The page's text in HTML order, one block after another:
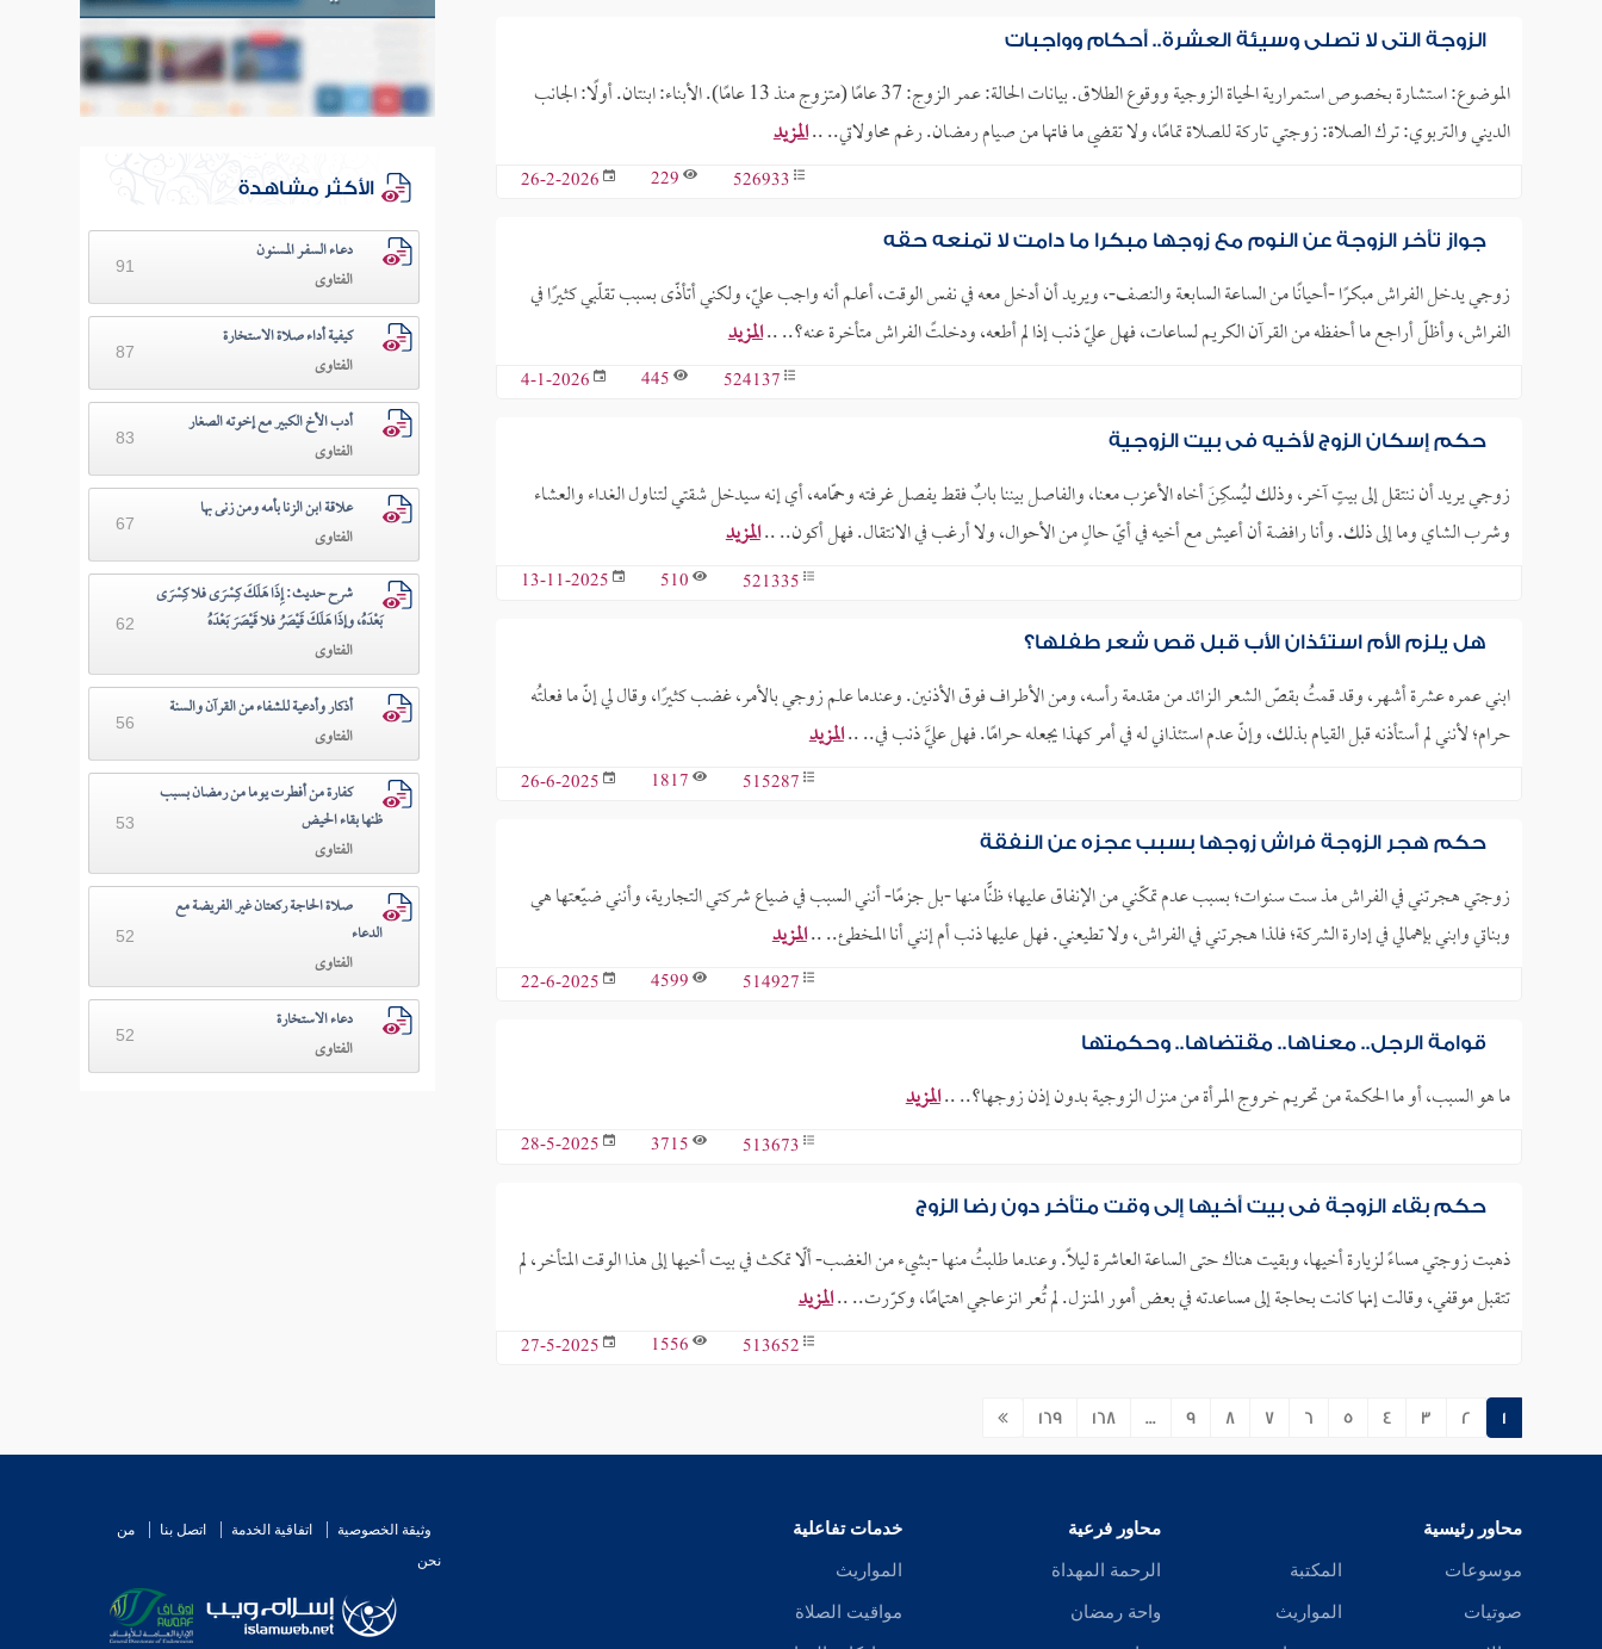
الزوجة التي لا تصلي وسيئة العشرة.. أحكام وواجبات
الموضوع: استشارة بخصوص استمرارية الحياة الزوجية ووقوع الطلاق. بيانات الحالة: عمر الزوج: 37 عامًا (متزوج منذ 13 عامًا). الأبناء: ابنتان. أولًا: الجانب
الديني والتربوي: ترك الصلاة: زوجتي تاركة للصلاة تمامًا، ولا تقضي ما فاتها من صيام رمضان. رغم محاولاتي.. ..المزيد
526933
229
26-2-2026
جواز تأخر الزوجة عن النوم مع زوجها مبكرا ما دامت لا تمنعه حقه
زوجي يدخل الفراش مبكرًا -أحيانًا من الساعة السابعة والنصف-، ويريد أن أدخل معه في نفس الوقت، أعلم أنه واجب عليّ، ولكني أتأذّى بسبب تقلّبي كثيرًا في
الفراش، وأظلّ أراجع ما أحفظه من القرآن الكريم لساعات، فهل عليّ ذنب إذا لم أطعه، ودخلتً الفراش متأخرة عنه؟.. ..المزيد
524137
445
4-1-2026
حكم إسكان الزوج لأخيه في بيت الزوجية
زوجي يريد أن ننتقل إلى بيتٍ آخر، وذلك ليُسكِنَ أخاه الأعزب معنا، والفاصل بيننا بابٌ فقط يفصل غرفته وحمّامه، أي إنه سيدخل شقتي لتناول الغداء والعشاء
وشرب الشاي وما إلى ذلك. وأنا رافضة أن أعيش مع أخيه في أيّ حالٍ من الأحوال، ولا أرغب في الانتقال. فهل أكون.. ..المزيد
521335
510
13-11-2025
هل يلزم الأم استئذان الأب قبل قص شعر طفلها؟
ابني عمره عشرة أشهر، وقد قمتُ بقصّ الشعر الزائد من مقدمة رأسه، ومن الأطراف فوق الأذنين. وعندما علم زوجي بالأمر، غضب كثيرًا، وقال لي إنّ ما فعلتُه
حرام؛ لأنني لم أستأذنه قبل القيام بذلك، وإنّ عدم استئذاني له في أمر كهذا يجعله حرامًا. فهل عليَّ ذنب في.. ..المزيد
515287
1817
26-6-2025
حكم هجر الزوجة فراش زوجها بسبب عجزه عن النفقة
زوجتي هجرتني في الفراش مذ ست سنوات؛ بسبب عدم تمكّني من الإنفاق عليها؛ ظنًّا منها -بل جزمًا- أنني السبب في ضياع شركتي التجارية، وأنني ضيّعتها هي
وبناتي وابني بإهمالي في إدارة الشركة؛ فلذا هجرتني في الفراش، ولا تطيعني. فهل عليها ذنب أم إنني أنا المخطئ.. ..المزيد
514927
4599
22-6-2025
قوامة الرجل.. معناها.. مقتضاها.. وحكمتها
ما هو السبب، أو ما الحكمة من تحريم خروج المرأة من منزل الزوجية بدون إذن زوجها؟.. ..المزيد
513673
3715
28-5-2025
حكم بقاء الزوجة في بيت أخيها إلى وقت متأخر دون رضا الزوج
ذهبت زوجتي مساءً لزيارة أخيها، وبقيت هناك حتى الساعة العاشرة ليلًا. وعندما طلبتُ منها -بشيء من الغضب- ألّا تمكث في بيت أخيها إلى هذا الوقت المتأخر، لم
تتقبل موقفي، وقالت إنها كانت بحاجة إلى مساعدته في بعض أمور المنزل. لم تُعر انزعاجي اهتمامًا، وكرّرت.. ..المزيد
513652
1556
27-5-2025
1
2
3
4
5
6
7
8
9
...
168
169
الأكثر مشاهدة
دعـاء السفـر المسنون
الفتاوى
91
كيفية أداء صلاة الاستخارة
الفتاوى
87
أدب الأخ الكبير مع إخوته الصغار
الفتاوى
83
علاقة ابن الزنا بأمه ومن زنى بها
الفتاوى
67
شرح حديث: إِذَا هَلَكَ كِسْرَى فلا كِسْرَى
بَعْدَهُ، وإذَا هَلَكَ قَيْصَرُ فلا قَيْصَرَ بَعْدَهُ
الفتاوى
62
أذكار وأدعية للشفاء من القرآن والسنة
الفتاوى
56
كفارة من أفطرت يوما من رمضان بسبب
ظنها بقاء الحيض
الفتاوى
53
صلاة الحاجة ركعتان غير الفريضة مع
الدعاء
الفتاوى
52
دعاء الاستخارة
الفتاوى
52
محاور رئيسية
موسوعات
صوتيات
المكتبة
المواريث
محاور فرعية
الرحمة المهداة
واحة رمضان
خدمات تفاعلية
المواريث
مواقيت الصلاة
وثيقة الخصوصية اتفاقية الخدمة اتصل بنا
من
نحن